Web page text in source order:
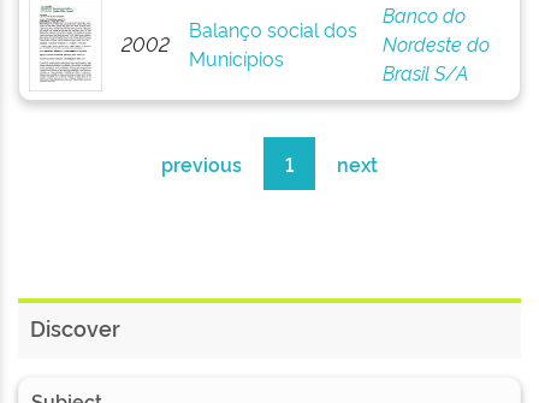
2002
Balanço social dos
Municípios
Banco do
Nordeste do
Brasil S/A
previous 1 next
Discover